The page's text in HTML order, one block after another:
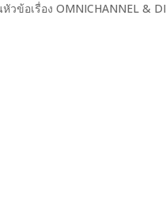
ข้อเรื่อง OMNICHANNEL &